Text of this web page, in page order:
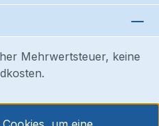
Mehrwertsteuer, keine